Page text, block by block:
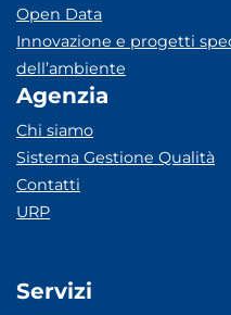
Open Data
Innovazione e progetti
dell’ambiente
Agenzia
Chi siamo
Sistema Gestione Qualità
Contatti
URP
Servizi